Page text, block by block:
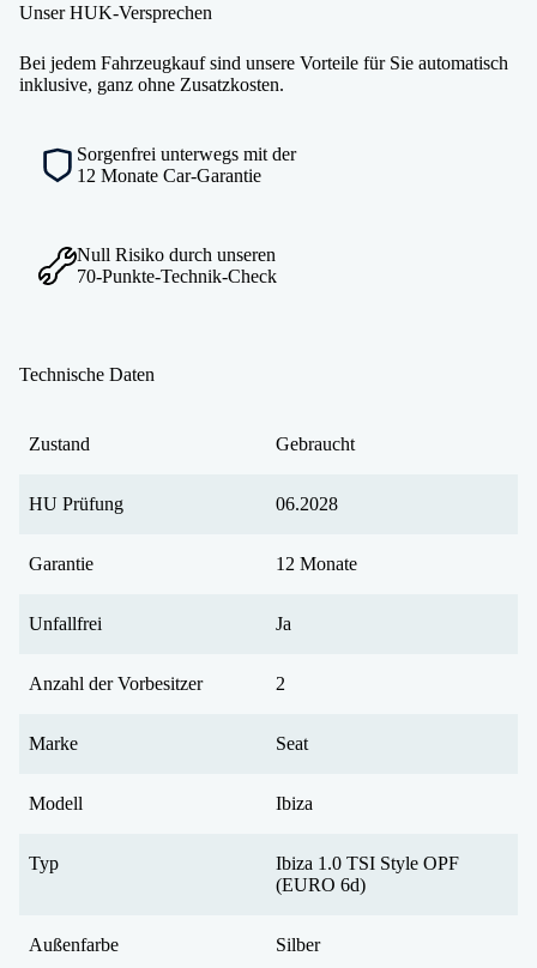
Unser HUK-Versprechen
Bei jedem Fahrzeugkauf sind unsere Vorteile für Sie automatisch
inklusive, ganz ohne Zusatzkosten.
Sorgenfrei unterwegs mit der
12 Monate Car-Garantie
Null Risiko durch unseren
70-Punkte-Technik-Check
Technische Daten
Zustand Gebraucht
HU Prüfung 06.2028
Garantie 12 Monate
Unfallfrei Ja
Anzahl der Vorbesitzer 2
Marke Seat
Modell Ibiza
Typ
Ibiza 1.0 TSI Style OPF
(EURO 6d)
Außenfarbe Silber